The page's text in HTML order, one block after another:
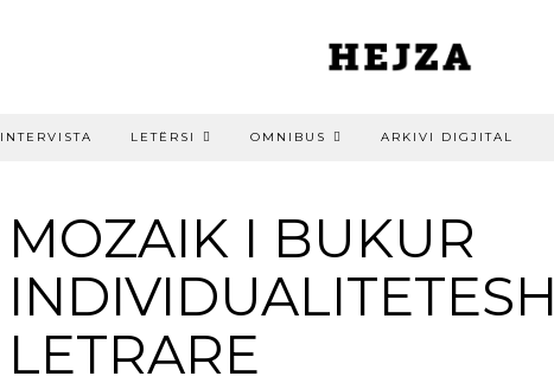
INTERVISTA LETËRSI OMNIBUS ARKIVI DIGJITAL
MOZAIK I BUKUR
INDIVIDUALITETESH
LETRARE